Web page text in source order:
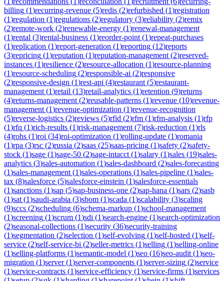
billing (1)recurring-revenue (5)redis (2)refurbished (1)registration
(1)regulation (1)regulations (2)regulatory (3)reliability (2)remix
(2)remote-work (2)renewable-energy (1)renewal-management
(1)rental (3)rental-business (1)reorder-point (1)repeat-purchases
(1)replication (1)report-generation (1)reporting (12)reports
(3)repricing (1)reputation (1)reputation-management (2)reserved-
instances (1)resilience (2)resource-allocation (1)resource-planning
(1)resource-scheduling (2)responsible-ai (2)responsive
(2)responsive-design (1)rest-api (4)restaurant (5)restaurant-
management (1)retail (13)retail-analytics (1)retention (9)returns
(4)returns-management (2)reusable-patterns (1)revenue (10)revenue-
management (1)revenue-optimization (1)revenue-recognition
(5)reverse-logistics (2)reviews (5)rfid (2)rfm (1)rfm-analysis (1)rfp
(1)rfq (1)rich-results (1)risk-management (7)risk-reduction (1)rls
(4)rohs (1)roi (34)roi-optimization (1)rolling-update (1)romania
(1)rpa (3)rsc (2)russia (2)saas (25)saas-pricing (1)safety (2)safety-
stock (1)sage (1)sage-50 (2)sage-intacct (1)salary (1)sales (19)sales-
analytics (3)sales-automation (1)sales-dashboard (2)sales-forecasting
(1)sales-management (1)sales-operations (1)sales-pipeline (1)sales-
tax (8)salesforce (5)salesforce-einstein (1)salesforce-essentials
(1)sanctions (1)sap (5)sap-business-one (2)sap-hana (1)sars (2)sasb
(1)sat (1)saudi-arabia (3)sbom (1)scada (1)scalability (3)scaling
(9)sccs (2)scheduling (6)schema-markup (1)school-management
(1)screening (1)scrum (1)sdi (1)search-engine (1)search-optimization
(2)seasonal-collections (1)security (36)security-training
(1)segmentation (2)selection (1)self-evolving (1)self-hosted (1)self-
service (2)self-service-bi (2)seller-metrics (1)selling (1)selling-online
(1)selling-platforms (1)semantic-model (1)seo (16)seo-audit (1)seo-
migration (1)server(1)server-components (1)server-sizing (2)service
(1)service-contracts (1)service-efficiency (1)service-firms (1)services